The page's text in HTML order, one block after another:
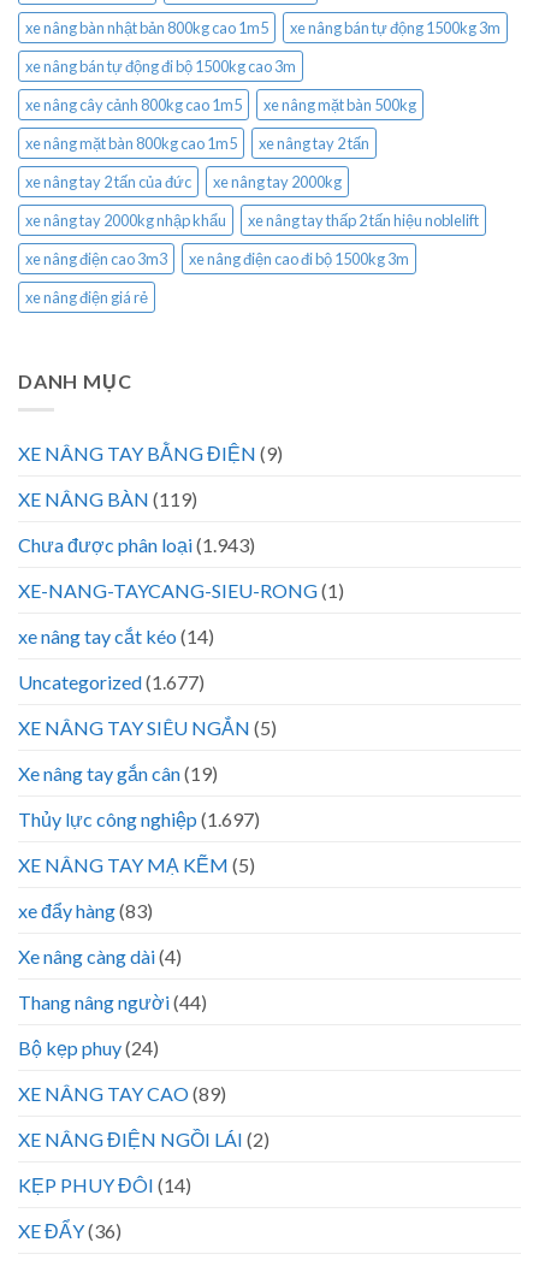
xe nâng bàn nhật bản 800kg cao 1m5
xe nâng bán tự động 1500kg 3m
xe nâng bán tự động đi bộ 1500kg cao 3m
xe nâng cây cảnh 800kg cao 1m5
xe nâng mặt bàn 500kg
xe nâng mặt bàn 800kg cao 1m5
xe nâng tay 2 tấn
xe nâng tay 2 tấn của đức
xe nâng tay 2000kg
xe nâng tay 2000kg nhập khẩu
xe nâng tay thấp 2 tấn hiệu noblelift
xe nâng điện cao 3m3
xe nâng điện cao đi bộ 1500kg 3m
xe nâng điện giá rẻ
DANH MỤC
XE NÂNG TAY BẰNG ĐIỆN (9)
XE NÂNG BÀN (119)
Chưa được phân loại(1.943)
XE-NANG-TAYCANG-SIEU-RONG(1)
xe nâng tay cắt kéo (14)
Uncategorized(1.677)
XE NÂNG TAY SIÊU NGẮN (5)
Xe nâng tay gắn cân(19)
Thủy lực công nghiệp (1.697)
XE NÂNG TAY MẠ KẼM (5)
xe đẩy hàng(83)
Xe nâng càng dài(4)
Thang nâng người(44)
Bộ kẹp phuy(24)
XE NÂNG TAY CAO(89)
XE NÂNG ĐIỆN NGỒI LÁI (2)
KẸP PHUY ĐÔI (14)
XE ĐẨY(36)